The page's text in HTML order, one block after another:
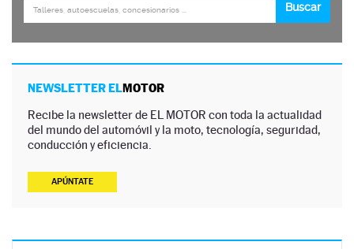
NEWSLETTER ELMOTOR
Recibe la newsletter de EL MOTOR con toda la actualidad
del mundo del automóvil y la moto, tecnología, seguridad,
conducción y eficiencia.
APÚNTATE